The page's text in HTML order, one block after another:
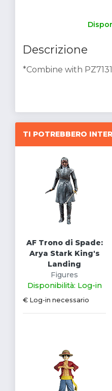
Descrizione
*Combine with
TI POTREBBERO
AF Trono di Spade:
Arya Stark King's
Landing
Figures
Disponibilità: Log-in
€ Log-in necessario